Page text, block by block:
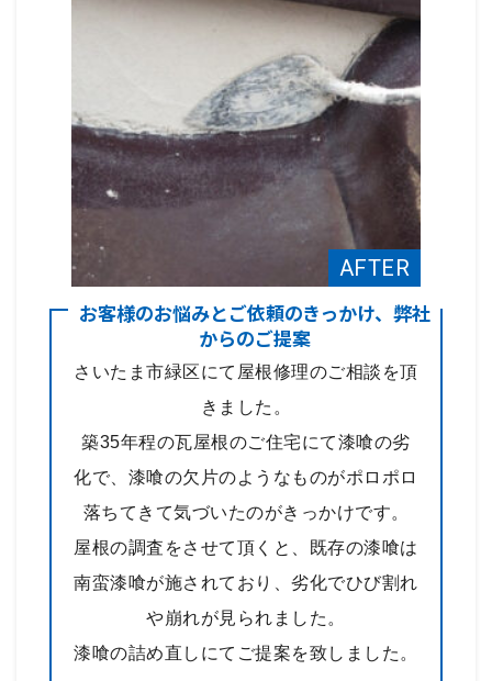
お客様のお悩みとご依頼のきっかけ、弊社
からのご提案
さいたま市緑区にて屋根修理のご相談を頂
きました。
築35年程の瓦屋根のご住宅にて漆喰の劣
化で、漆喰の欠片のようなものがポロポロ
落ちてきて気づいたのがきっかけです。
屋根の調査をさせて頂くと、既存の漆喰は
南蛮漆喰が施されており、劣化でひび割れ
や崩れが見られました。
漆喰の詰め直しにてご提案を致しました。